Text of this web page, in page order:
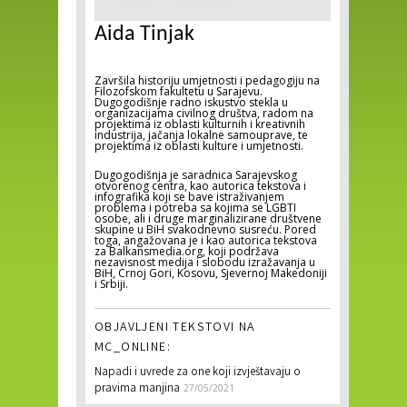
Aida Tinjak
Završila historiju umjetnosti i pedagogiju na
Filozofskom fakultetu u Sarajevu.
Dugogodišnje radno iskustvo stekla u
organizacijama civilnog društva, radom na
projektima iz oblasti kulturnih i kreativnih
industrija, jačanja lokalne samouprave, te
projektima iz oblasti kulture i umjetnosti.
Dugogodišnja je saradnica Sarajevskog
otvorenog centra, kao autorica tekstova i
infografika koji se bave istraživanjem
problema i potreba sa kojima se LGBTI
osobe, ali i druge marginalizirane društvene
skupine u BiH svakodnevno susreću. Pored
toga, angažovana je i kao autorica tekstova
za Balkansmedia.org, koji podržava
nezavisnost medija i slobodu izražavanja u
BiH, Crnoj Gori, Kosovu, Sjevernoj Makedoniji
i Srbiji.
OBJAVLJENI TEKSTOVI NA
MC_ONLINE:
Napadi i uvrede za one koji izvještavaju o
pravima manjina 27/05/2021